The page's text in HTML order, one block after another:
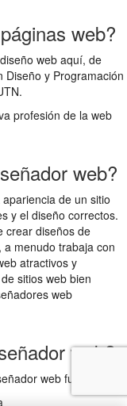
web?
web aquí, de
Diseño y Programación
profesión de la web
web?
de un sitio
y el diseño correctos.
crear diseños de
menudo trabaja con
atractivos y
sitios web bien
web
web?
web fue de: